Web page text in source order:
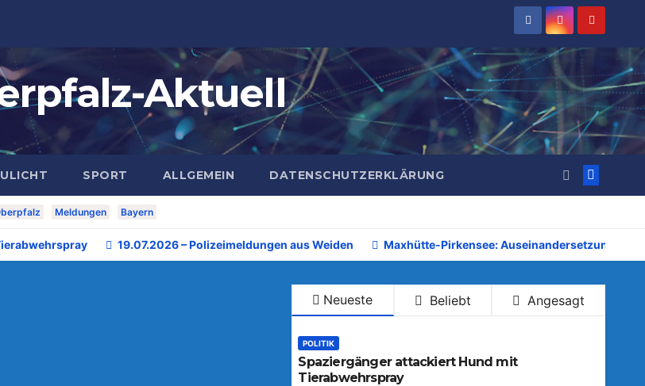
Aktuell
SPORT ALLGEMEIN DATENSCHUTZERKLÄRUNG
Meldungen Bayern
19.07.2026 – Polizeimeldungen aus Weiden Maxhütte-Pirkensee: Auseinandersetzung
Neueste Beliebt Angesagt
POLITIK
Spaziergänger attackiert Hund mit
Tierabwehrspray